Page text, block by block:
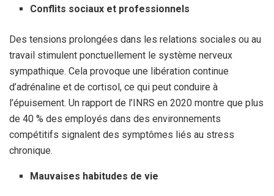
Conflits sociaux et professionnels
Des tensions prolongées dans les relations sociales ou au
travail stimulent ponctuellement le système nerveux
sympathique. Cela provoque une libération continue
d’adrénaline et de cortisol, ce qui peut conduire à
l’épuisement. Un rapport de l’INRS en 2020 montre que plus
de 40 % des employés dans des environnements
compétitifs signalent des symptômes liés au stress
chronique.
Mauvaises habitudes de vie